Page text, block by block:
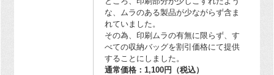
な、ムラのある製品が少ながらず含ま
れていました。
その為、印刷ムラの有無に限らず、す
べての収納バッグを割引価格にて提供
することにしました。
通常価格：1,100円（税込）